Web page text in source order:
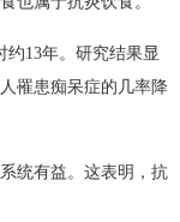
13年。研究结果显
罹患痴呆症的几率降
统有益。这表明，抗